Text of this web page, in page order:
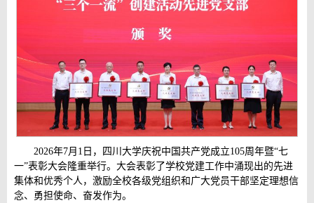
2026年7月1日，四川大学庆祝中国共产党成立105周年暨“七
一”表彰大会隆重举行。大会表彰了学校党建工作中涌现出的先进
集体和优秀个人，激励全校各级党组织和广大党员干部坚定理想信
念、勇担使命、奋发作为。